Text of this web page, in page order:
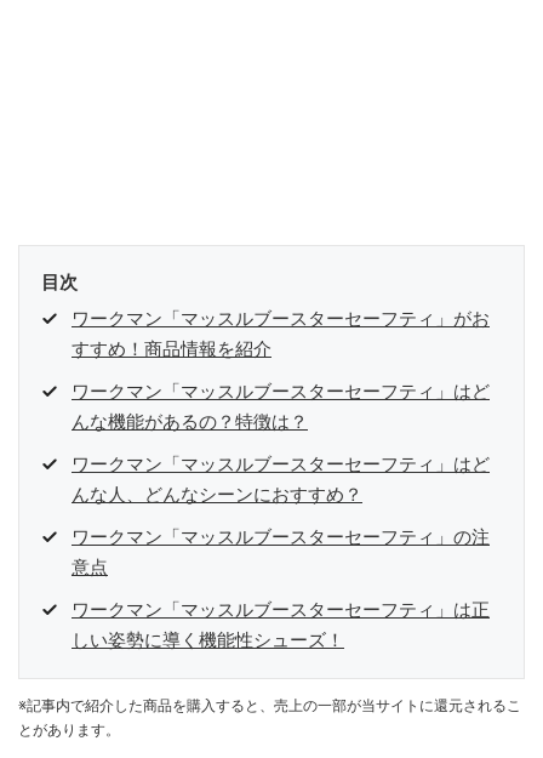
目次
ワークマン「マッスルブースターセーフティ」がお
すすめ！商品情報を紹介
ワークマン「マッスルブースターセーフティ」はど
んな機能があるの？特徴は？
ワークマン「マッスルブースターセーフティ」はど
んな人、どんなシーンにおすすめ？
ワークマン「マッスルブースターセーフティ」の注
意点
ワークマン「マッスルブースターセーフティ」は正
しい姿勢に導く機能性シューズ！
※記事内で紹介した商品を購入すると、売上の一部が当サイトに還元されるこ
とがあります。